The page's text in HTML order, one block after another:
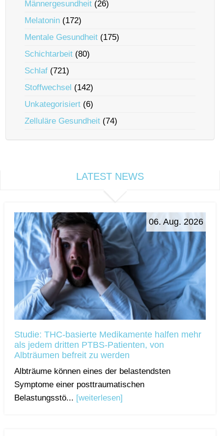
Männergesundheit (26)
Melatonin (172)
Mentale Gesundheit (175)
Schichtarbeit (80)
Schlaf (721)
Stoffwechsel (142)
Unkategorisiert (6)
Zelluläre Gesundheit (74)
LATEST NEWS
06. Aug. 2026
Studie: THC-basierte Medikamente halfen mehr
als jedem dritten PTBS-Patienten, von
Albträumen befreit zu werden
Albträume können eines der belastendsten
Symptome einer posttraumatischen
Belastungsstö... [weiterlesen]